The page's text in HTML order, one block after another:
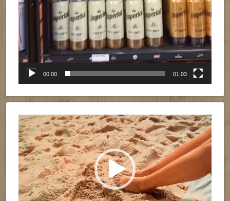
00:00 01:03
Reproductor
de
vídeo